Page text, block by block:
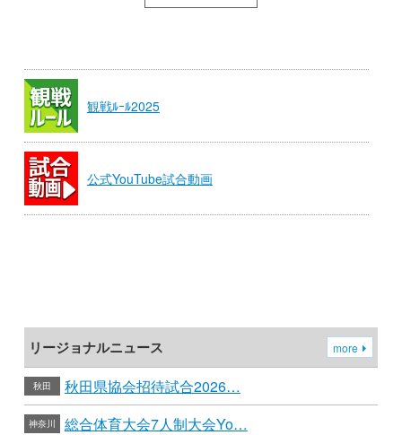
観戦ﾙｰﾙ2025
公式YouTube試合動画
リージョナルニュース more
秋田 秋田県協会招待試合2026…
神奈川 総合体育大会7人制大会Yo…